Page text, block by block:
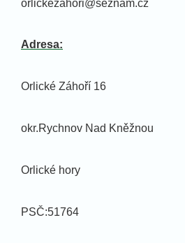
orlickezahori@seznam.cz
Adresa:
Orlické Záhoří 16
okr.Rychnov Nad Kněžnou
Orlické hory
PSČ:51764